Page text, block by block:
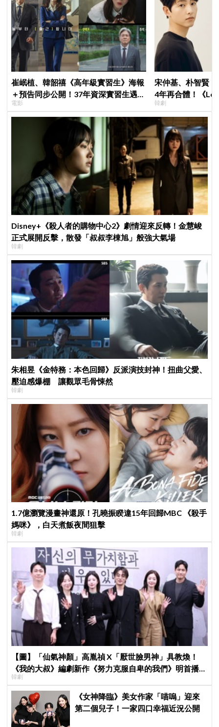
崔岷植、韓韶禧《高年級實習生》海報
＋預告同步公開！37年資深實習生遇上
美女CEO
電影
宋仲基、朴智賢
4年再合體！《
面就變天」設定超
韓劇
Disney+《殺人者的購物中心2》劇情迎來反轉！金慧峻
正式展開反擊，散發「叔叔李棟旭」般強大氣場
韓劇
朱相昱《金特務：本色回歸》反派演技封神！扭曲父愛、
壓迫感爆棚 讓觀眾毛骨悚然
韓劇
1.7億瀏覽漫畫神還原！孔曉振睽違15年回歸MBC 《殺手
媽咪》，白天煮飯夜間狙擊
韓劇
【圖】「仙氣神顏」高胤禎 X「厭世臉男神」具教煥！
《我的大叔》編劇新作《努力克服自卑的我們》明首播，
挑戰年度最強療癒作
韓劇
《女神降臨》美女作家「喵嗚」迎來
第二個兒子！一家四口幸福近況公開